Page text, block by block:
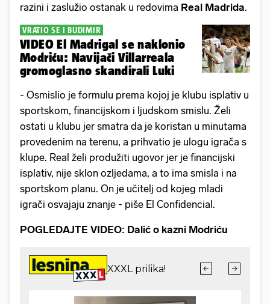
razini i zaslužio ostanak u redovima Real Madrida.
VRATIO SE I BUDIMIR
VIDEO El Madrigal se naklonio
Modriću: Navijači Villarreala
gromoglasno skandirali Luki
- Osmislio je formulu prema kojoj je klubu isplativ u
sportskom, financijskom i ljudskom smislu. Želi
ostati u klubu jer smatra da je koristan u minutama
provedenim na terenu, a prihvatio je ulogu igrača s
klupe. Real želi produžiti ugovor jer je financijski
isplativ, nije sklon ozljedama, a to ima smisla i na
sportskom planu. On je učitelj od kojeg mladi
igrači osvajaju znanje - piše El Confidencial.
POGLEDAJTE VIDEO: Dalić o kazni Modriću